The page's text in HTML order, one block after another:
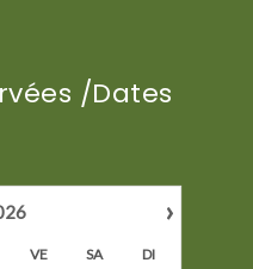
/Dates
›
VE SA
DI